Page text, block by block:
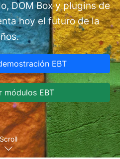
DOM Box y plugins de
hoy el futuro de la
EBT
módulos EBT
Scroll